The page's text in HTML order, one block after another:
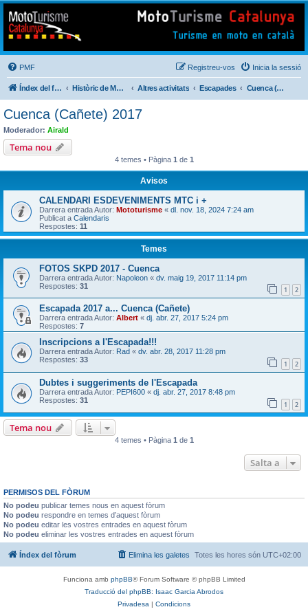
Mototurisme
Turisme en moto en català
PMF Inicia la sessió
Registreu-vos
Índex del fòrum Històric de Mototurisme Altres activitats Escapades Cuenca (Cañete) 2017
Cuenca (Cañete) 2017
Moderador: Airald
Tema nou
4 temes • Pàgina 1 de 1
Avisos
CALENDARI ESDEVENIMENTS MTC i +
Darrera entrada Autor: Mototurisme « dl. nov. 18, 2024 7:24 am
Publicat a Calendaris
Respostes: 11
Temes
FOTOS SKPD 2017 - Cuenca
Darrera entrada Autor: Napoleon « dv. maig 19, 2017 11:14 pm
Respostes: 31 1 2
Escapada 2017 a... Cuenca (Cañete)
Darrera entrada Autor: Albert « dj. abr. 27, 2017 5:24 pm
Respostes: 7
Inscripcions a l'Escapada!!!
Darrera entrada Autor: Rad « dv. abr. 28, 2017 11:28 pm
Respostes: 33 1 2
Dubtes i suggeriments de l'Escapada
Darrera entrada Autor: PEPI600 « dj. abr. 27, 2017 8:48 pm
Respostes: 31 1 2
Tema nou
4 temes • Pàgina 1 de 1
Salta a
PERMISOS DEL FÒRUM
No podeu publicar temes nous en aquest fòrum
No podeu respondre en temes d’aquest fòrum
No podeu editar les vostres entrades en aquest fòrum
No podeu eliminar les vostres entrades en aquest fòrum
Índex del fòrum Totes les hores són UTC+02:00
Elimina les galetes
Funciona amb phpBB® Forum Software © phpBB Limited
Traducció del phpBB: Isaac Garcia Abrodos
Privadesa | Condicions